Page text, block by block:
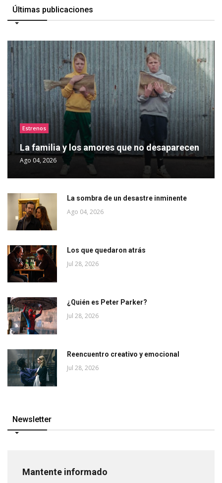
Últimas publicaciones
Estrenos
La familia y los amores que no desaparecen
Ago 04, 2026
La sombra de un desastre inminente
Ago 04, 2026
Los que quedaron atrás
Jul 28, 2026
¿Quién es Peter Parker?
Jul 28, 2026
Reencuentro creativo y emocional
Jul 28, 2026
Newsletter
Mantente informado